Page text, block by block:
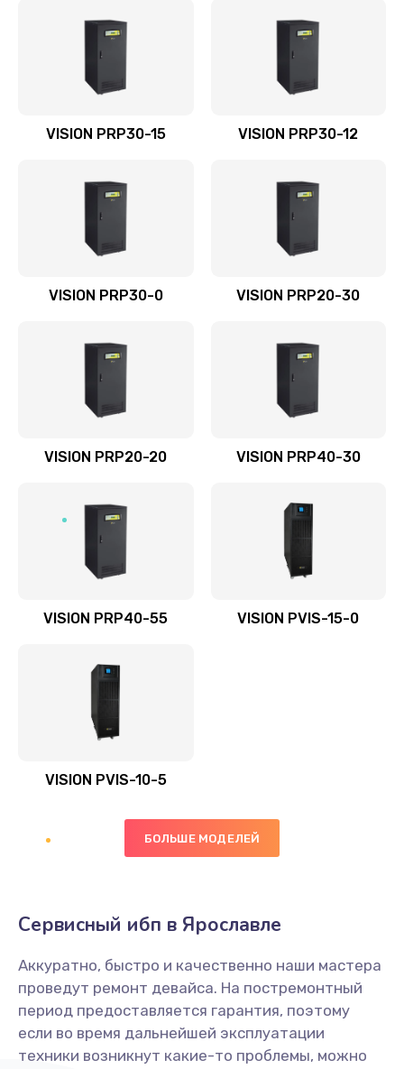
VISION PRP30-15 VISION PRP30-12
VISION PRP30-0 VISION PRP20-30
VISION PRP20-20 VISION PRP40-30
VISION PRP40-55 VISION PVIS-15-0
VISION PVIS-10-5
БОЛЬШЕ МОДЕЛЕЙ
Сервисный ибп в Ярославле
Аккуратно, быстро и качественно наши мастера
проведут ремонт девайса. На постремонтный
период предоставляется гарантия, поэтому
если во время дальнейшей эксплуатации
техники возникнут какие-то проблемы, можно